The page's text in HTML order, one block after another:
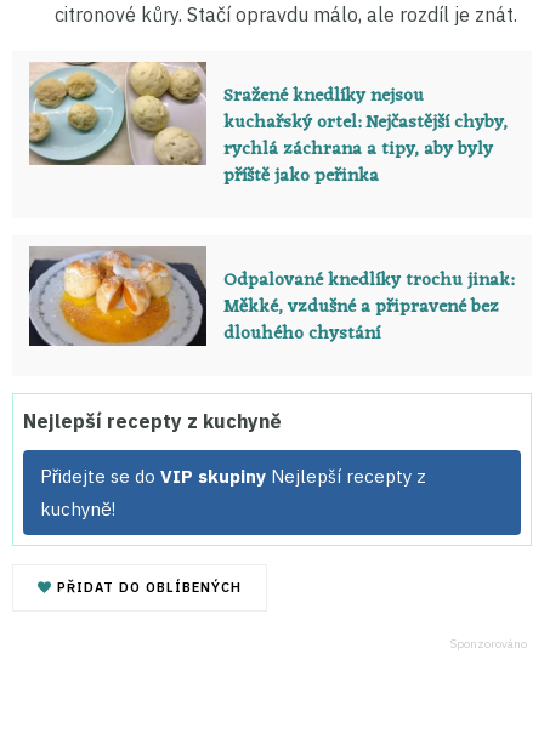
citronové kůry. Stačí opravdu málo, ale rozdíl je znát.
Sražené knedlíky nejsou
kuchařský ortel: Nejčastější chyby,
rychlá záchrana a tipy, aby byly
příště jako peřinka
Odpalované knedlíky trochu jinak:
Měkké, vzdušné a připravené bez
dlouhého chystání
Nejlepší recepty z kuchyně
Přidejte se do VIP skupiny Nejlepší recepty z
kuchyně!
PŘIDAT DO OBLÍBENÝCH